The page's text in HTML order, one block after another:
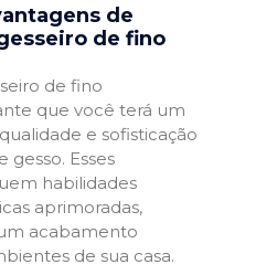
de
de fino
de fino
que você terá um
e sofisticação
gesso. Esses
habilidades
aprimoradas,
acabamento
de sua casa.